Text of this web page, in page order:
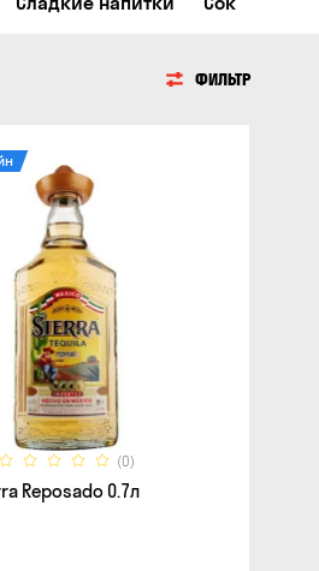
ФИЛЬТР
(0)
Reposado 0.7л